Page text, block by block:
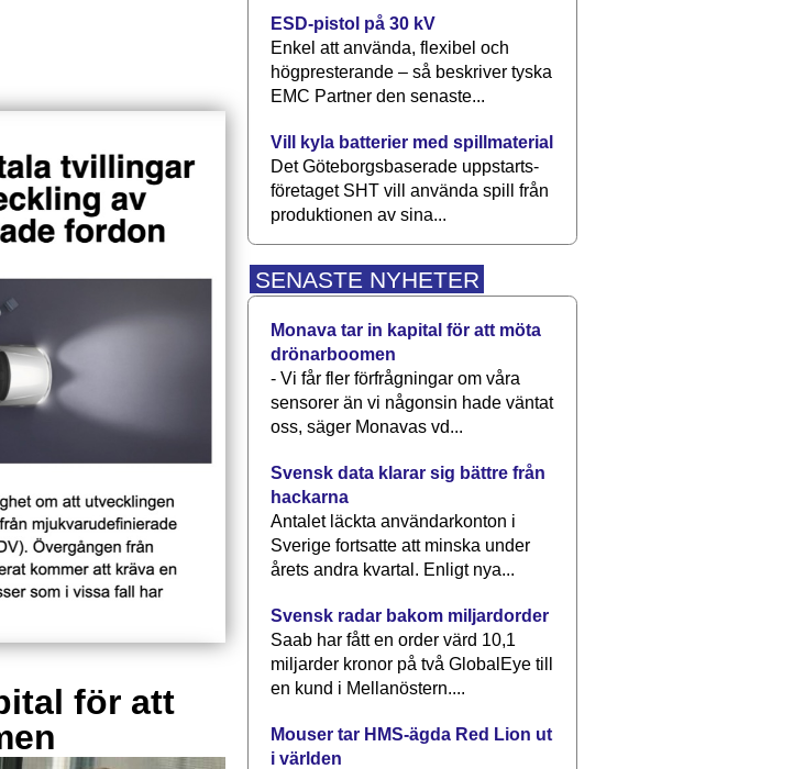
för att
ESD-pistol på 30 kV
Enkel att använda, flexibel och
högpresterande – så beskriver tyska
EMC Partner den senaste...
Vill kyla batterier med spillmaterial
Det Göteborgsbaserade upp­starts­
företaget SHT vill använda spill från
produktionen av sina...
SENASTE NYHETER
Monava tar in kapital för att möta
drönarboomen
- Vi får fler förfrågningar om våra
sensorer än vi någonsin hade väntat
oss, säger Monavas vd...
Svensk data klarar sig bättre från
hackarna
Antalet läckta användarkonton i
Sverige fortsatte att minska under
årets andra kvartal. Enligt nya...
Svensk radar bakom miljardorder
Saab har fått en order värd 10,1
miljarder kronor på två GlobalEye till
en kund i Mellanöstern....
Mouser tar HMS-ägda Red Lion ut
i världen